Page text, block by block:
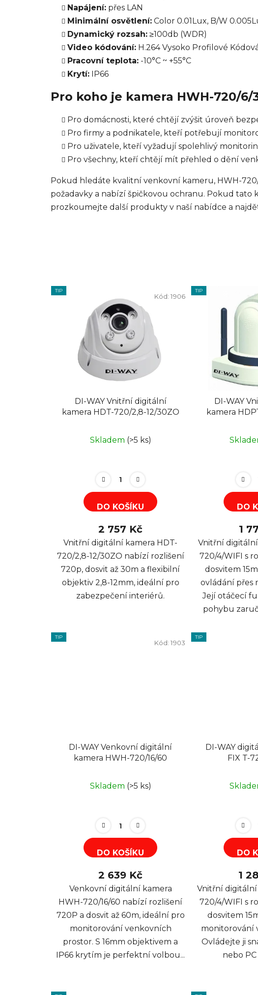
Napájení: přes LAN
Minimální osvětlení: Color 0.01Lux, B/W
Dynamický rozsah: ≥100db (WDR)
Video kódování: H.264 Vysoko Profilové
Pracovní teplota: -10°C ~ +55°C
Krytí: IP66
Pro koho je kamera HWH-720/6/
Pro domácnosti, které chtějí zvýšit úroveň
Pro firmy a podnikatele, kteří potřebují
Pro uživatele, kteří vyžadují spolehlivý
Pro všechny, kteří chtějí mít přehled o dění
Pokud hledáte kvalitní venkovní kameru, HWH-
požadavky a nabízí špičkovou ochranu. Pokud tato
prozkoumejte další produkty v naší nabídce a
TIP
DI-WAY Vnitřní digitální
kamera HDT-720/2,8-12/30ZO
Skladem (>5 ks)
DO KOŠÍKU
2 757 Kč
Vnitřní digitální kamera HDT-
720/2,8-12/30ZO nabízí rozlišení
720p, dosvit až 30m a flexibilní
objektiv 2,8-12mm, ideální pro
zabezpečení interiérů.
Kód: 1906
TIP
DI-WAY
kamera
DO
1
Vnitřní
720/4/WIFI s
dosvitem
ovládání přes
Její otáčecí
pohybu
TIP
DI-WAY Venkovní digitální
kamera HWH-720/16/60
Skladem (>5 ks)
DO KOŠÍKU
2 639 Kč
Venkovní digitální kamera
HWH-720/16/60 nabízí rozlišení
720P a dosvit až 60m, ideální pro
monitorování venkovních
prostor. S 16mm objektivem a
IP66 krytím je perfektní volbou...
Kód: 1903
TIP
DI-WAY
FIX T-
DO
1
Vnitřní digitální
720/4/WIFI s
dosvitem
monitorování
Ovládejte ji
nebo PC